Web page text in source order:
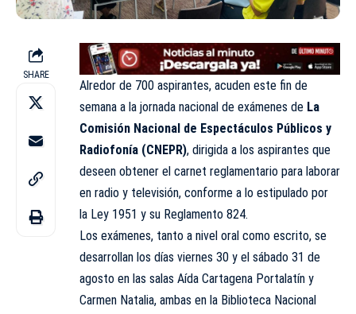
SHARE
Alredor de 700 aspirantes, acuden este fin de
semana a la jornada nacional de exámenes de La
Comisión Nacional de Espectáculos Públicos y
Radiofonía (CNEPR), dirigida a los aspirantes que
deseen obtener el carnet reglamentario para laborar
en radio y televisión, conforme a lo estipulado por
la Ley 1951 y su Reglamento 824.
Los exámenes, tanto a nivel oral como escrito, se
desarrollan los días viernes 30 y el sábado 31 de
agosto en las salas Aída Cartagena Portalatín y
Carmen Natalia, ambas en la Biblioteca Nacional